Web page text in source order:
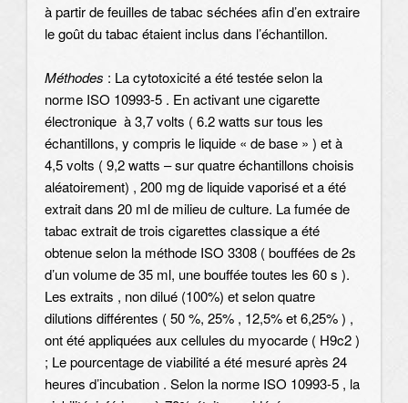
à partir de feuilles de tabac séchées afin d’en extraire
le goût du tabac étaient inclus dans l’échantillon.
Méthodes : La cytotoxicité a été testée selon la
norme ISO 10993-5 . En activant une cigarette
électronique à 3,7 volts ( 6.2 watts sur tous les
échantillons, y compris le liquide « de base » ) et à
4,5 volts ( 9,2 watts – sur quatre échantillons choisis
aléatoirement) , 200 mg de liquide vaporisé et a été
extrait dans 20 ml de milieu de culture. La fumée de
tabac extrait de trois cigarettes classique a été
obtenue selon la méthode ISO 3308 ( bouffées de 2s
d’un volume de 35 ml, une bouffée toutes les 60 s ).
Les extraits , non dilué (100%) et selon quatre
dilutions différentes ( 50 %, 25% , 12,5% et 6,25% ) ,
ont été appliquées aux cellules du myocarde ( H9c2 )
; Le pourcentage de viabilité a été mesuré après 24
heures d’incubation . Selon la norme ISO 10993-5 , la